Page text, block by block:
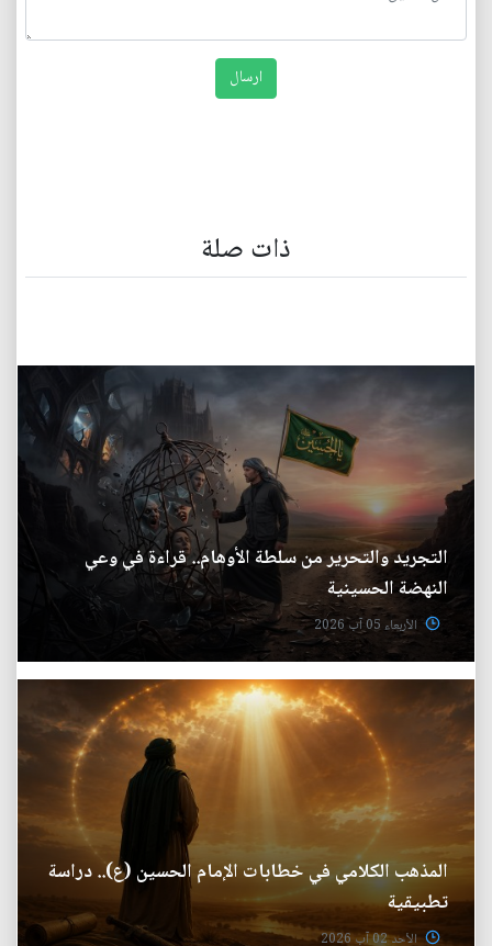
ذات صلة
التجريد والتحرير من سلطة الأوهام.. قراءة في وعي
النهضة الحسينية
الأربعاء 05 آب 2026
المذهب الكلامي في خطابات الإمام الحسين (ع).. دراسة
تطبيقية
الأحد 02 آب 2026